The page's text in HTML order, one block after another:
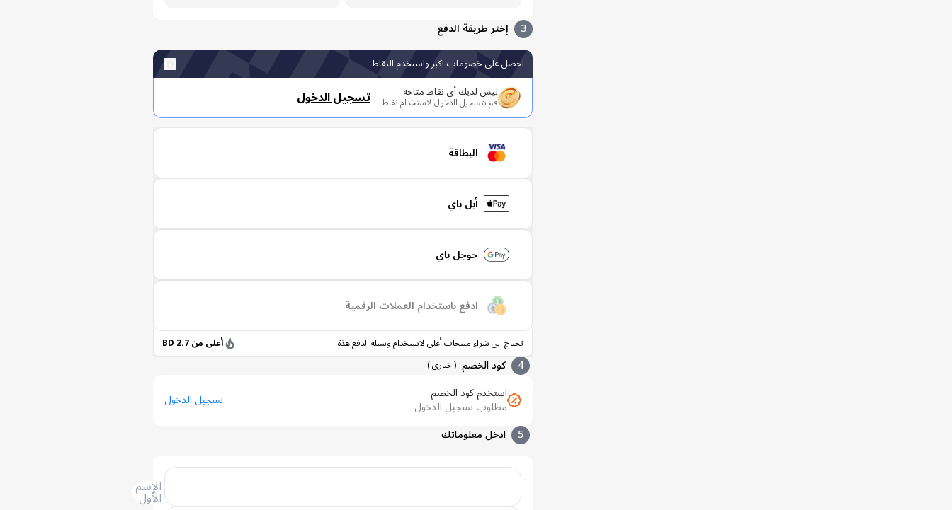
3 إختر طريقة الدفع
احصل على خصومات اكبر واستخدم النقاط
ليس لديك أي نقاط متاحة
قم بتسجيل الدخول لاستخدام نقاط تسجيل الدخول
البطاقة
أبل باي
جوجل باي
ادفع باستخدام العملات الرقمية
تحتاج الى شراء منتجات أعلى لاستخدام وسيله الدفع هذة أعلى من 2.7 BD
4 كود الخصم (خياري)
استخدم كود الخصم
مطلوب تسجيل الدخول
تسجيل الدخول
5
ادخل معلوماتك
الإسم
الأول